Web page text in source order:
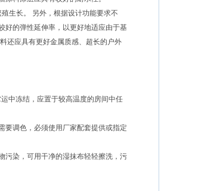
生长。 另外，根据设计功能要求不
好的弹性延伸率，以更好地适应由于基
还应具有更好金属质感、超长的户外
中冻结，应置于较高温度的房间中任
调色，必须使用厂家配套提供或指定
染，可用干净的湿抹布轻轻擦洗，污